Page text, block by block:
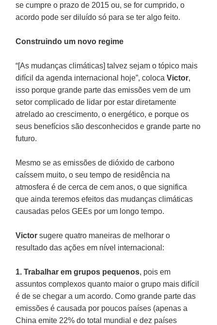
se cumpre o prazo de 2015 ou, se for cumprido, o
acordo pode ser diluído só para se ter algo feito.
Construindo um novo regime
“[As mudanças climáticas] talvez sejam o tópico mais
difícil da agenda internacional hoje”, colocaVictor,
isso porque grande parte das emissões vem de um
setor complicado de lidar por estar diretamente
atrelado ao crescimento, o energético, e porque os
seus benefícios são desconhecidos e grande parte no
futuro.
Mesmo se as emissões de dióxido de carbono
caíssem muito, o seu tempo de residência na
atmosfera é de cerca de cem anos, o que significa
que ainda teremos efeitos das mudanças climáticas
causadas pelos GEEs por um longo tempo.
Victorsugere quatro maneiras de melhorar o
resultado das ações em nível internacional:
1. Trabalhar em grupos pequenos, pois em
assuntos complexos quanto maior o grupo mais difícil
é de se chegar a um acordo. Como grande parte das
emissões é causada por poucos países (apenas a
China emite 22% do total mundial e dez países